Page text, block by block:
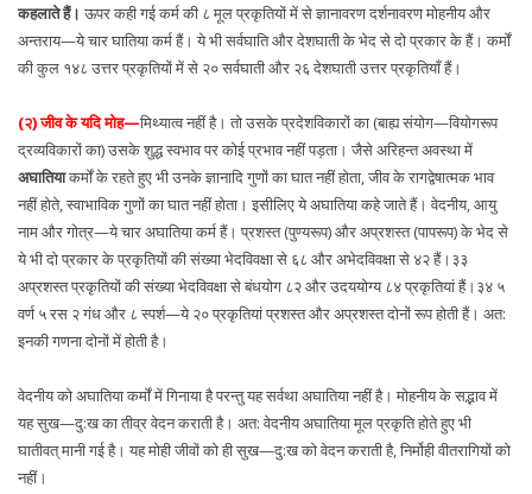
कहलाते हैं। ऊपर कही गई कर्म की ८ मूल प्रकृतियों में से ज्ञानावरण दर्शनावरण मोहनीय और
अन्तराय—ये चार घातिया कर्म हैं। ये भी सर्वघाति और देशघाती के भेद से दो प्रकार के हैं। कर्मों
की कुल १४८ उत्तर प्रकृतियों में से २० सर्वघाती और २६ देशघाती उत्तर प्रकृतियाँ हैं।
(२) जीव के यदि मोह—मिथ्यात्व नहीं है। तो उसके प्रदेशविकारों का (बाह्य संयोग—वियोगरूप
द्रव्यविकारों का) उसके शुद्ध स्वभाव पर कोई प्रभाव नहीं पड़ता। जैसे अरिहन्त अवस्था में
अघातियाकर्मों के रहते हुए भी उनके ज्ञानादि गुणों का घात नहीं होता, जीव के रागद्वेषात्मक भाव
नहीं होते, स्वाभाविक गुणों का घात नहीं होता। इसीलिए ये अघातिया कहे जाते हैं। वेदनीय, आयु
नाम और गोत्र—ये चार अघातिया कर्म हैं। प्रशस्त (पुण्यरूप) और अप्रशस्त (पापरूप) के भेद से
ये भी दो प्रकार के प्रकृतियों की संख्या भेदविवक्षा से ६८ और अभेदविवक्षा से ४२ हैं।३३
अप्रशस्त प्रकृतियों की संख्या भेदविवक्षा से बंधयोग ८२ और उदययोग्य ८४ प्रकृतियां हैं।३४ ५
वर्ण ५ रस २ गंध और ८ स्पर्श—ये २० प्रकृतियां प्रशस्त और अप्रशस्त दोनों रूप होती हैं। अत:
इनकी गणना दोनों में होती है।
वेदनीय को अघातिया कर्मों में गिनाया है परन्तु यह सर्वथा अघातिया नहीं है। मोहनीय के सद्भाव में
यह सुख—दु:ख का तीव्र वेदन कराती है। अत: वेदनीय अघातिया मूल प्रकृति होते हुए भी
घातीवत् मानी गई है। यह मोही जीवों को ही सुख—दु:ख को वेदन कराती है, निर्मोही वीतरागियों को
नहीं।